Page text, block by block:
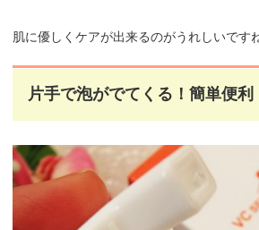
肌に優しくケアが出来るのがうれしいです
片手で泡がでてくる！簡単便利